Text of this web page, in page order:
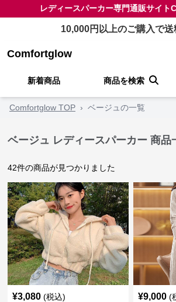
レディースパーカー専門通販サイト
10,000円以上のご購入で送
Comfortglow
新着商品 商品を検索
Comfortglow TOP › ベージュの一覧
ベージュ レディースパーカー 商品
42件の商品が見つかりました
¥3,080 (税込) ¥9,000 (